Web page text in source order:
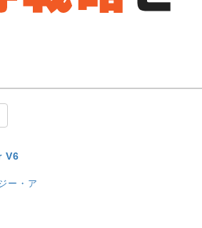
V6
ー・ア